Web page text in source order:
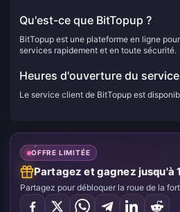
Qu'est-ce que BitTopup ?
BitTopup est une plateforme en ligne
services rapidement et en toute sécurité.
Heures d'ouverture du
Le service client de BitTopup est
OFFRE LIMITÉE
Partagez et gagnez jusqu'à
Partagez pour débloquer la roue de la